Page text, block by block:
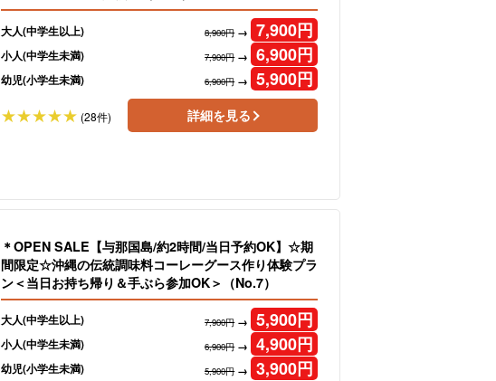
大人(中学生以上) 8,900円→ 7,900円
小人(中学生未満) 7,900円→ 6,900円
幼児(小学生未満) 6,900円→ 5,900円
(28件) 詳細を見る
＊OPEN SALE【与那国島/約2時間/当日予約OK】☆期
間限定☆沖縄の伝統調味料コーレーグース作り体験プラ
ン＜当日お持ち帰り＆手ぶら参加OK＞（No.7）
大人(中学生以上) 7,900円→ 5,900円
小人(中学生未満) 6,900円→ 4,900円
幼児(小学生未満) 5,900円→ 3,900円